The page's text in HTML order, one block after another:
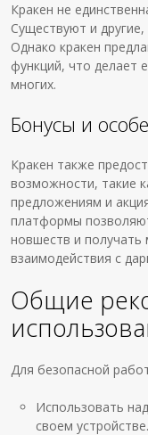
Кракен не
Существуют и
Однако кракен
функций, что делает
многих.
Бонусы и
Кракен также
возможности, такие
предложениям и
платформы
новшеств и получать
взаимодействия с
Общие
Для безопасной
Использовать
своем устройстве.